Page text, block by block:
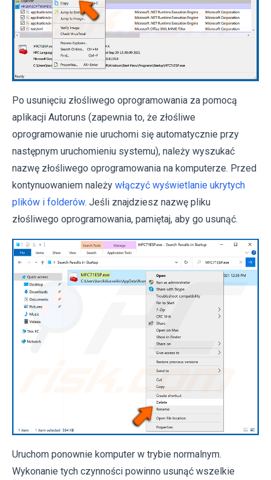
Po usunięciu złośliwego oprogramowania za pomocą
aplikacji Autoruns (zapewnia to, że złośliwe
oprogramowanie nie uruchomi się automatycznie przy
następnym uruchomieniu systemu), należy wyszukać
nazwę złośliwego oprogramowania na komputerze. Przed
kontynuowaniem należy włączyć wyświetlanie ukrytych
plików i folderów. Jeśli znajdziesz nazwę pliku
złośliwego oprogramowania, pamiętaj, aby go usunąć.
Uruchom ponownie komputer w trybie normalnym.
Wykonanie tych czynności powinno usunąć wszelkie